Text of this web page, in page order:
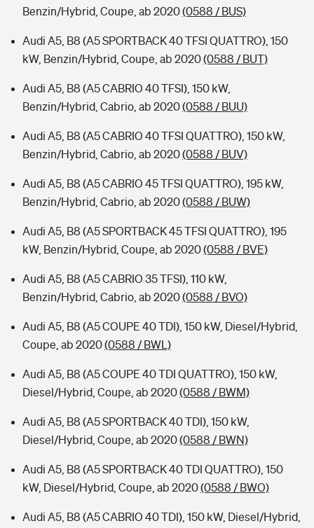
Benzin/Hybrid, Coupe, ab 2020(0588 / BUS)
Audi A5, B8 (A5 SPORTBACK 40 TFSI QUATTRO), 150
kW, Benzin/Hybrid, Coupe, ab 2020(0588 / BUT)
Audi A5, B8 (A5 CABRIO 40 TFSI), 150 kW,
Benzin/Hybrid, Cabrio, ab 2020(0588 / BUU)
Audi A5, B8 (A5 CABRIO 40 TFSI QUATTRO), 150 kW,
Benzin/Hybrid, Cabrio, ab 2020(0588 / BUV)
Audi A5, B8 (A5 CABRIO 45 TFSI QUATTRO), 195 kW,
Benzin/Hybrid, Cabrio, ab 2020(0588 / BUW)
Audi A5, B8 (A5 SPORTBACK 45 TFSI QUATTRO), 195
kW, Benzin/Hybrid, Coupe, ab 2020(0588 / BVE)
Audi A5, B8 (A5 CABRIO 35 TFSI), 110 kW,
Benzin/Hybrid, Cabrio, ab 2020(0588 / BVO)
Audi A5, B8 (A5 COUPE 40 TDI), 150 kW, Diesel/Hybrid,
Coupe, ab 2020(0588 / BWL)
Audi A5, B8 (A5 COUPE 40 TDI QUATTRO), 150 kW,
Diesel/Hybrid, Coupe, ab 2020(0588 / BWM)
Audi A5, B8 (A5 SPORTBACK 40 TDI), 150 kW,
Diesel/Hybrid, Coupe, ab 2020(0588 / BWN)
Audi A5, B8 (A5 SPORTBACK 40 TDI QUATTRO), 150
kW, Diesel/Hybrid, Coupe, ab 2020(0588 / BWO)
Audi A5, B8 (A5 CABRIO 40 TDI), 150 kW, Diesel/Hybrid,